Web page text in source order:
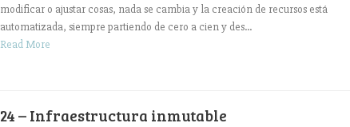
modificar o ajustar cosas, nada se cambia y la creación de recursos está
automatizada, siempre partiendo de cero a cien y des...
Read More
24 – Infraestructura inmutable